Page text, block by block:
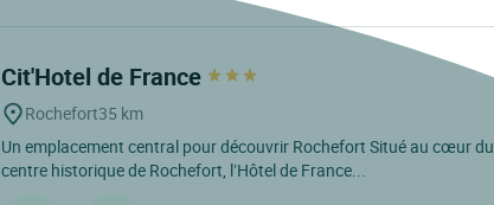
Cit'Hotel de France
Rochefort35 km
Un emplacement central pour découvrir Rochefort Situé au cœur du
centre historique de Rochefort, l’Hôtel de France...